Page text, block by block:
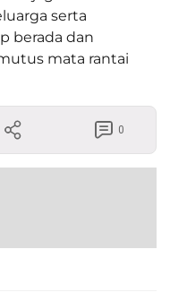
serta
berada dan
mata rantai
0